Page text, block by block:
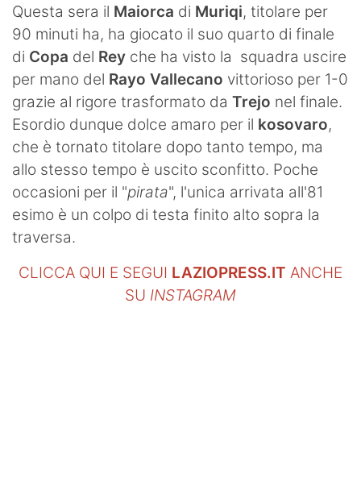
SHOP LAZIO
Contatti
Questa sera il Maiorca di Muriqi, titolare per
90 minuti ha, ha giocato il suo quarto di finale
di Copa del Rey che ha visto la squadra uscire
per mano del Rayo Vallecano vittorioso per 1-0
grazie al rigore trasformato da Trejo nel finale.
Esordio dunque dolce amaro per il kosovaro,
che è tornato titolare dopo tanto tempo, ma
allo stesso tempo è uscito sconfitto. Poche
occasioni per il "pirata", l'unica arrivata all'81
esimo è un colpo di testa finito alto sopra la
traversa.
CLICCA QUI E SEGUI LAZIOPRESS.IT ANCHE
SU INSTAGRAM